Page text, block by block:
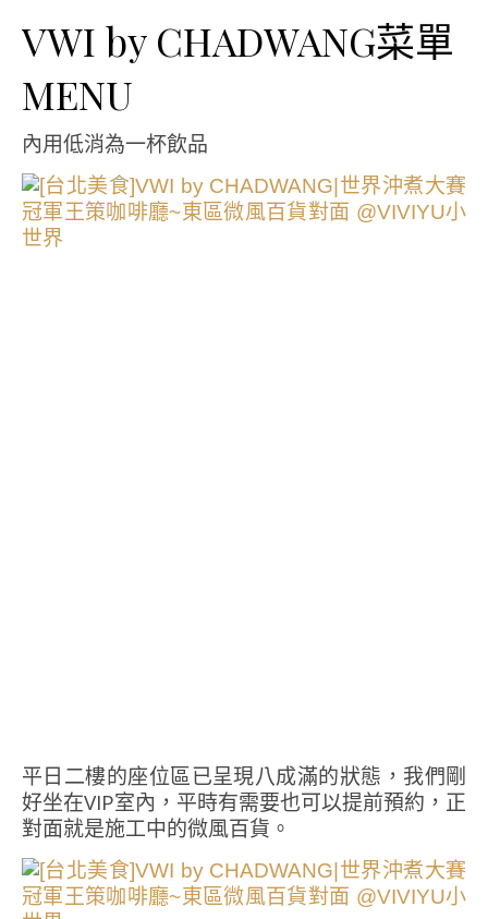
VWI by CHADWANG菜單
MENU
內用低消為一杯飲品
平日二樓的座位區已呈現八成滿的狀態，我們剛
好坐在VIP室內，平時有需要也可以提前預約，正
對面就是施工中的微風百貨。